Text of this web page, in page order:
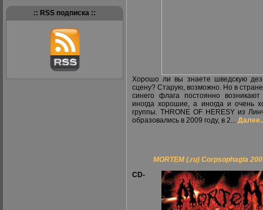
:: RSS подписка ::
Хорошо ли вы знаете шведскую
сцену? Старую, возможно. Но в
синего флага постоянно
иногда хорошие, а иногда и очень
группы. THRONE OF HERESY из
образовались в 2009 году, в 2...
MORTEM (.ru) Corpsophagia
CD-